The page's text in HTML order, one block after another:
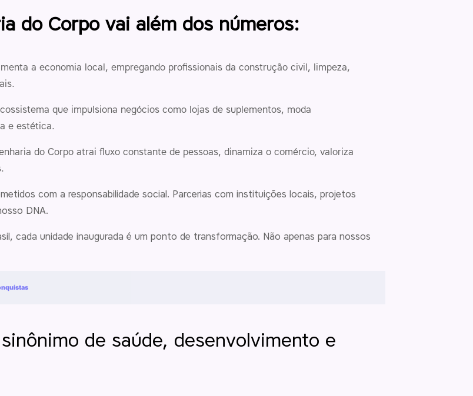
do Corpo vai além dos números:
a economia local, empregando profissionais da construção civil, limpeza,
que impulsiona negócios como lojas de suplementos, moda
e estética.
do Corpo atrai fluxo constante de pessoas, dinamiza o comércio, valoriza
com a responsabilidade social. Parcerias com instituições locais, projetos
DNA.
cada unidade inaugurada é um ponto de transformação. Não apenas para nossos
de saúde, desenvolvimento e